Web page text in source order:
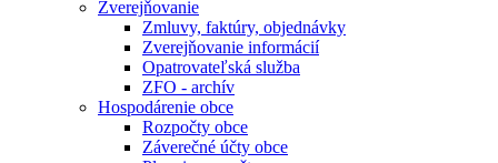
Zverejňovanie
Zmluvy, faktúry, objednávky
Zverejňovanie informácií
Opatrovateľská služba
ZFO - archív
Hospodárenie obce
Rozpočty obce
Záverečné účty obce